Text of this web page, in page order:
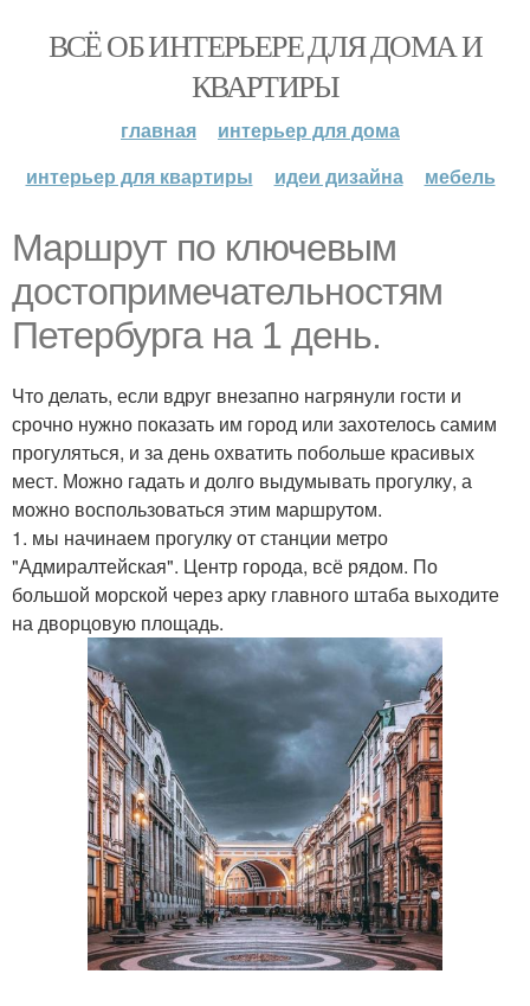
ВСЁ ОБ ИНТЕРЬЕРЕ ДЛЯ ДОМА И
КВАРТИРЫ
главная
интерьер для дома
интерьер для квартиры
идеи дизайна мебель
Маршрут по ключевым
достопримечательностям
Петербурга на 1 день.
Что делать, если вдруг внезапно нагрянули гости и
срочно нужно показать им город или захотелось самим
прогуляться, и за день охватить побольше красивых
мест. Можно гадать и долго выдумывать прогулку, а
можно воспользоваться этим маршрутом.
1. мы начинаем прогулку от станции метро
"Адмиралтейская". Центр города, всё рядом. По
большой морской через арку главного штаба выходите
на дворцовую площадь.